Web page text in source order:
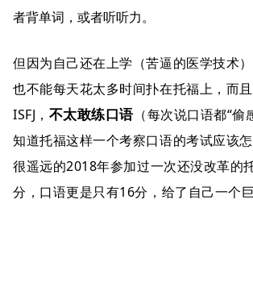
者背单词，或者听听力。
但因为自己还在上学（苦逼的医学技术
也不能每天花太多时间扑在托福上，而
ISFJ， 不太敢练口语 （每次说口语都“
知道托福这样一个考察口语的考试应该怎
很遥远的2018年参加过一次还没改革的
分，口语更是只有16分，给了自己一个巨